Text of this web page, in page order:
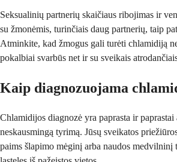
Seksualinių partnerių skaičiaus ribojimas ir
su žmonėmis, turinčiais daug partnerių, taip
Atminkite, kad žmogus gali turėti chlamidiją
pokalbiai svarbūs net ir su sveikais
Kaip diagnozuojama
Chlamidijos diagnozė yra paprasta ir paprastai
neskausmingą tyrimą. Jūsų sveikatos
paims šlapimo mėginį arba naudos medvilninį